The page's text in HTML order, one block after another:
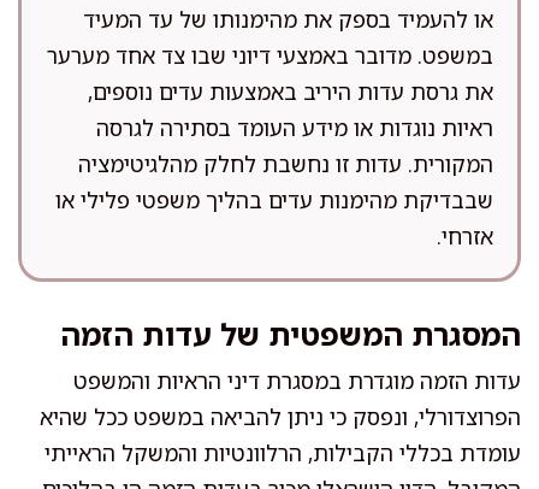
או להעמיד בספק את מהימנותו של עד המעיד
במשפט. מדובר באמצעי דיוני שבו צד אחד מערער
את גרסת עדות היריב באמצעות עדים נוספים,
ראיות נוגדות או מידע העומד בסתירה לגרסה
המקורית. עדות זו נחשבת לחלק מהלגיטימציה
שבבדיקת מהימנות עדים בהליך משפטי פלילי או
אזרחי.
המסגרת המשפטית של עדות הזמה
עדות הזמה מוגדרת במסגרת דיני הראיות והמשפט
הפרוצדורלי, ונפסק כי ניתן להביאה במשפט ככל שהיא
עומדת בכללי הקבילות, הרלוונטיות והמשקל הראייתי